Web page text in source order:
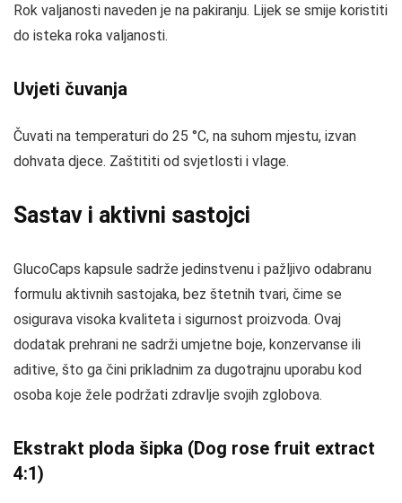
Rok valjanosti naveden je na pakiranju. Lijek se smije koristiti
do isteka roka valjanosti.
Uvjeti čuvanja
Čuvati na temperaturi do 25 °C, na suhom mjestu, izvan
dohvata djece. Zaštititi od svjetlosti i vlage.
Sastav i aktivni sastojci
GlucoCaps kapsule sadrže jedinstvenu i pažljivo odabranu
formulu aktivnih sastojaka, bez štetnih tvari, čime se
osigurava visoka kvaliteta i sigurnost proizvoda. Ovaj
dodatak prehrani ne sadrži umjetne boje, konzervanse ili
aditive, što ga čini prikladnim za dugotrajnu uporabu kod
osoba koje žele podržati zdravlje svojih zglobova.
Ekstrakt ploda šipka (Dog rose fruit extract
4:1)